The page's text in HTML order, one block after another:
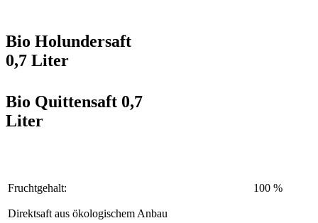
Bio Holundersaft
0,7 Liter
Bio Quittensaft 0,7
Liter
Fruchtgehalt: 100 %
Direktsaft aus ökologischem Anbau